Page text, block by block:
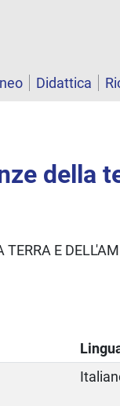
Didattica
della
TERRA E